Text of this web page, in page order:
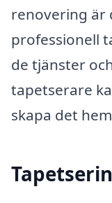
renovering är
professionell
de tjänster
tapetserare
skapa det